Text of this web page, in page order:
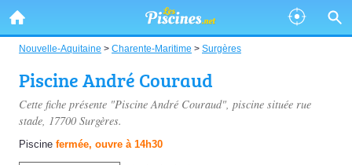
Nouvelle-Aquitaine > Charente-Maritime > Surgères
Piscine André Couraud
Cette fiche présente "Piscine André Couraud", piscine située rue
stade, 17700 Surgères.
Piscine fermée, ouvre à 14h30